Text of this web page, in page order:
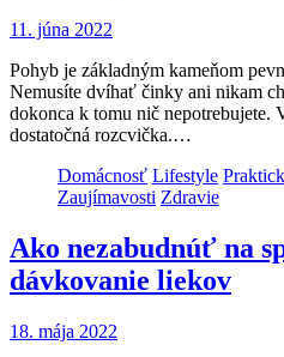
11. júna 2022
Pohyb je základným kameňom
Nemusíte dvíhať činky ani nikam
dokonca k tomu nič nepotrebujete.
dostatočná rozcvička.…
Domácnosť Lifestyle
Zaujímavosti Zdravie
Ako nezabudnúť na
dávkovanie liekov
18. mája 2022